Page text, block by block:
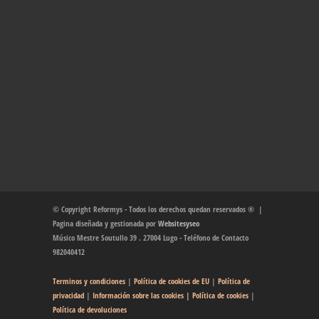
© Copyright Reformys - Todos los derechos quedan reservados ® |
Pagina diseñada y gestionada por Websitesyseo
Músico Mestre Soutullo 39 . 27004 Lugo - Teléfono de Contacto
982040412
Terminos y condiciones | Política de cookies de EU | Política de
privacidad | Información sobre las cookies | Política de cookies |
Política de devoluciones